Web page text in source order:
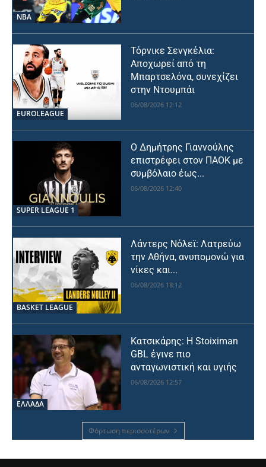
NBA
EUROLEAGUE
Τόρνικε Σενγκέλια:
Αποχωρεί από τη
Μπαρτσελόνα, συνεχίζει
στην Ντουμπάι
06/08/2026 12:12
SUPER LEAGUE 1
Ο Δημήτρης Γιαννούλης
επιστρέφει στον ΠΑΟΚ με
συμβόλαιο έως...
06/08/2026 12:40
BASKET LEAGUE
Λάντερς Νόλεϊ: Λατρεύω
την Αθήνα, ανυπομονώ για
νίκες και...
06/08/2026 18:12
ΕΛΛΑΔΑ
Κατσικάρης: Η Stoiximan
GBL έγινε πιο
ανταγωνιστική και υγιής
06/08/2026 12:57
Φόρτωση περισσοτέρων